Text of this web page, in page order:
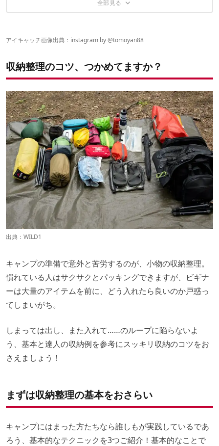
トラスコ 薄型折りたたみコンテナ
アイリスオーヤマ RVBOX
収納例を写真に撮っておく
アイキャッチ画像出典：instagram by @tomoyan88
収納整理のコツ、つかめてますか？
出典： WILD1
キャンプの準備で意外と苦労するのが、小物の収納整理。
慣れている人はサクサクとパッキングできますが、ビギナ
ーは大量のアイテムを前に、どう入れたら良いのか戸惑っ
てしまいがち。
しまっては出し、また入れて……のループに陥らないよ
う、基本と達人の収納例を参考にスッキリ収納のコツをお
さえましょう！
まずは収納整理の基本をおさらい
キャンプにはまった方たちなら誰しもが実践しているであ
ろう、基本的なテクニックを3つご紹介！基本的なことで